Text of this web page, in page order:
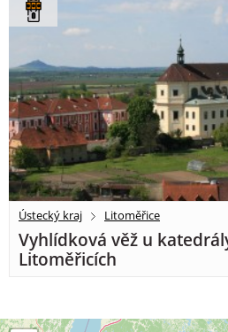
Ústecký kraj Litoměřice
Vyhlídková věž u
Litoměřicích